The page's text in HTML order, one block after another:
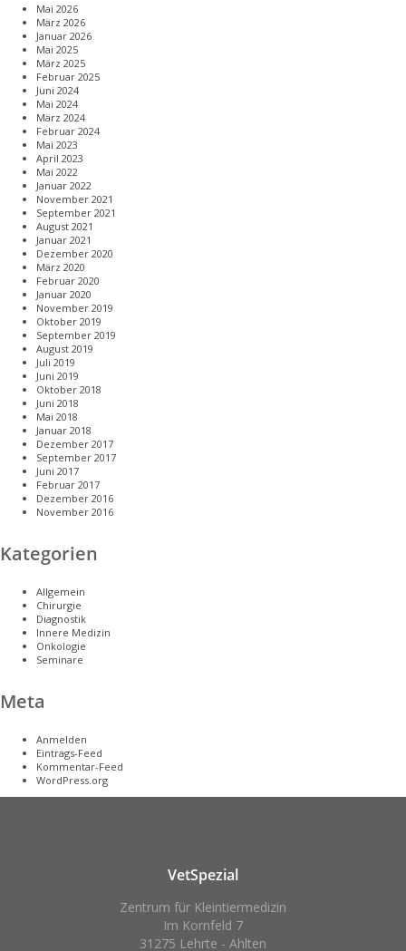
Mai 2026
März 2026
Januar 2026
Mai 2025
März 2025
Februar 2025
Juni 2024
Mai 2024
März 2024
Februar 2024
Mai 2023
April 2023
Mai 2022
Januar 2022
November 2021
September 2021
August 2021
Januar 2021
Dezember 2020
März 2020
Februar 2020
Januar 2020
November 2019
Oktober 2019
September 2019
August 2019
Juli 2019
Juni 2019
Oktober 2018
Juni 2018
Mai 2018
Januar 2018
Dezember 2017
September 2017
Juni 2017
Februar 2017
Dezember 2016
November 2016
Kategorien
Allgemein
Chirurgie
Diagnostik
Innere Medizin
Onkologie
Seminare
Meta
Anmelden
Eintrags-Feed
Kommentar-Feed
WordPress.org
VetSpezial
Zentrum für Kleintiermedizin
Im Kornfeld 7
31275 Lehrte - Ahlten